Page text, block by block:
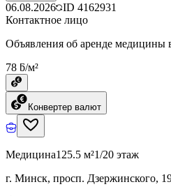
06.08.2026 ID 4162931
Контактное лицо
Объявления об аренде медицины
78 ƃ/м²
Конвертер валют
Медицина125.5 м²1/20 этаж
г. Минск, просп. Дзержинского,